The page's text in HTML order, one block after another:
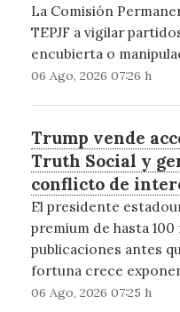
La Comisión
TEPJF a vigilar
encubierta o
06 Ago, 2026 07:26 h
Trump vende
Truth Social y
conflicto de
El presidente
premium de hasta
publicaciones antes
fortuna crece
06 Ago, 2026 07:25 h